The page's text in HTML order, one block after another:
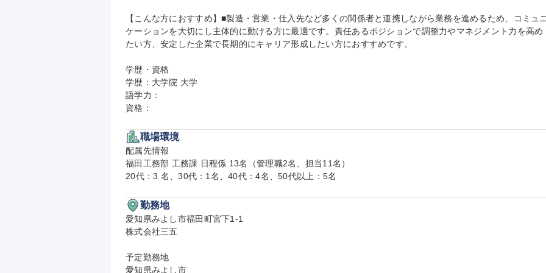
【こんな方におすすめ】■製造・営業・仕入先など多くの関係者と連携しながら業務を進めるため、コミュ
ケーションを大切にし主体的に動ける方に最適です。責任あるポジションで調整力やマネジメント力を高め
たい方、安定した企業で長期的にキャリア形成したい方におすすめです。
学歴・資格
学歴：大学院 大学
語学力：
資格：
職場環境
配属先情報
福田工務部 工務課 日程係 13名（管理職2名、担当11名）
20代：3 名、30代：1名、40代：4名、50代以上：5名
勤務地
愛知県みよし市福田町宮下1-1
株式会社三五
予定勤務地
愛知県みよし市